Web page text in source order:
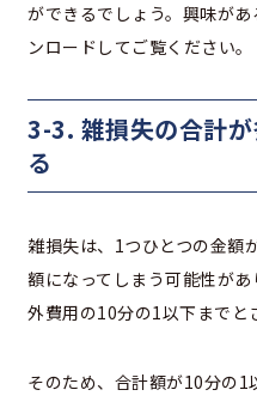
ができるでしょう。興味があ
ンロードしてご覧ください。
3-3. 雑損失の合計
る
雑損失は、1つひとつの金額
額になってしまう可能性が
外費用の10分の1以下までと
そのため、合計額が10分の1